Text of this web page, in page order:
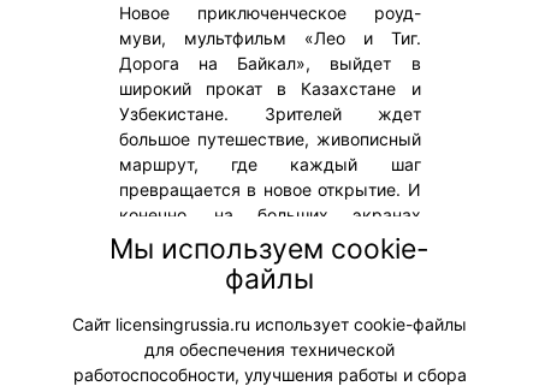
Новое приключенческое роуд-
муви, мультфильм «Лео и Тиг.
Дорога на Байкал», выйдет в
широкий прокат в Казахстане и
Узбекистане. Зрителей ждет
большое путешествие, живописный
маршрут, где каждый шаг
превращается в новое открытие. И
конечно, на больших экранах
предстанет озеро Байкал как
мифическое сердце истории, не
просто точка на карте, а место
силы!
#ПродвижениеБренда
Мы используем cookie-
файлы
Сайт licensingrussia.ru использует cookie-файлы
для обеспечения технической
работоспособности, улучшения работы и сбора